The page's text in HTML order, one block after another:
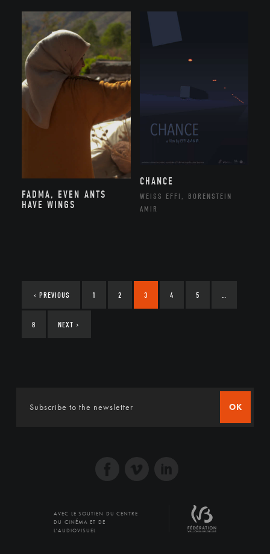
FADMA, EVEN ANTS
HAVE WINGS
CHANCE
WEISS EFFI, BORENSTEIN
AMIR
‹ PREVIOUS 1 2 3 4 5
8 NEXT ›
OK
AVEC LE SOUTIEN DU CENTRE
DU CINÉMA ET DE
L'AUDIOVISUEL